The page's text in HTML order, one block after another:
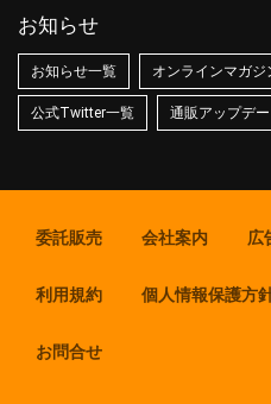
お知らせ
お知らせ一覧 オンラインマガジ
公式Twitter一覧 通販アップデ
委託販売 会社案内 広
利用規約 個人情報保護方
お問合せ